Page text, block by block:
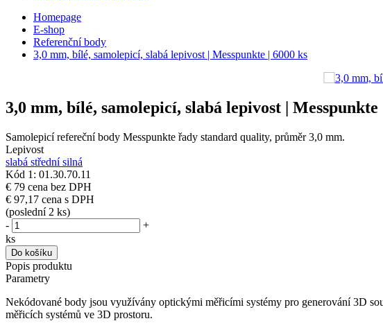
Homepage
E-shop
Referenční body
3,0 mm, bílé, samolepicí, slabá lepivost | Messpunkte | 6000 ks
3,0 mm, bílé, samolepicí, slabá lepivost | Messpunkte
Samolepicí refereční body Messpunkte řady standard quality, průměr 3,0 mm.
Lepivost
slabá střední silná
Kód 1: 01.30.70.11
€ 79 cena bez DPH
€ 97,17 cena s DPH
(poslední 2 ks)
-
+
ks
Do košíku
Popis produktu
Parametry
Nekódované body jsou využívány optickými měřicími systémy pro generování 3D
měřicích systémů ve 3D prostoru.